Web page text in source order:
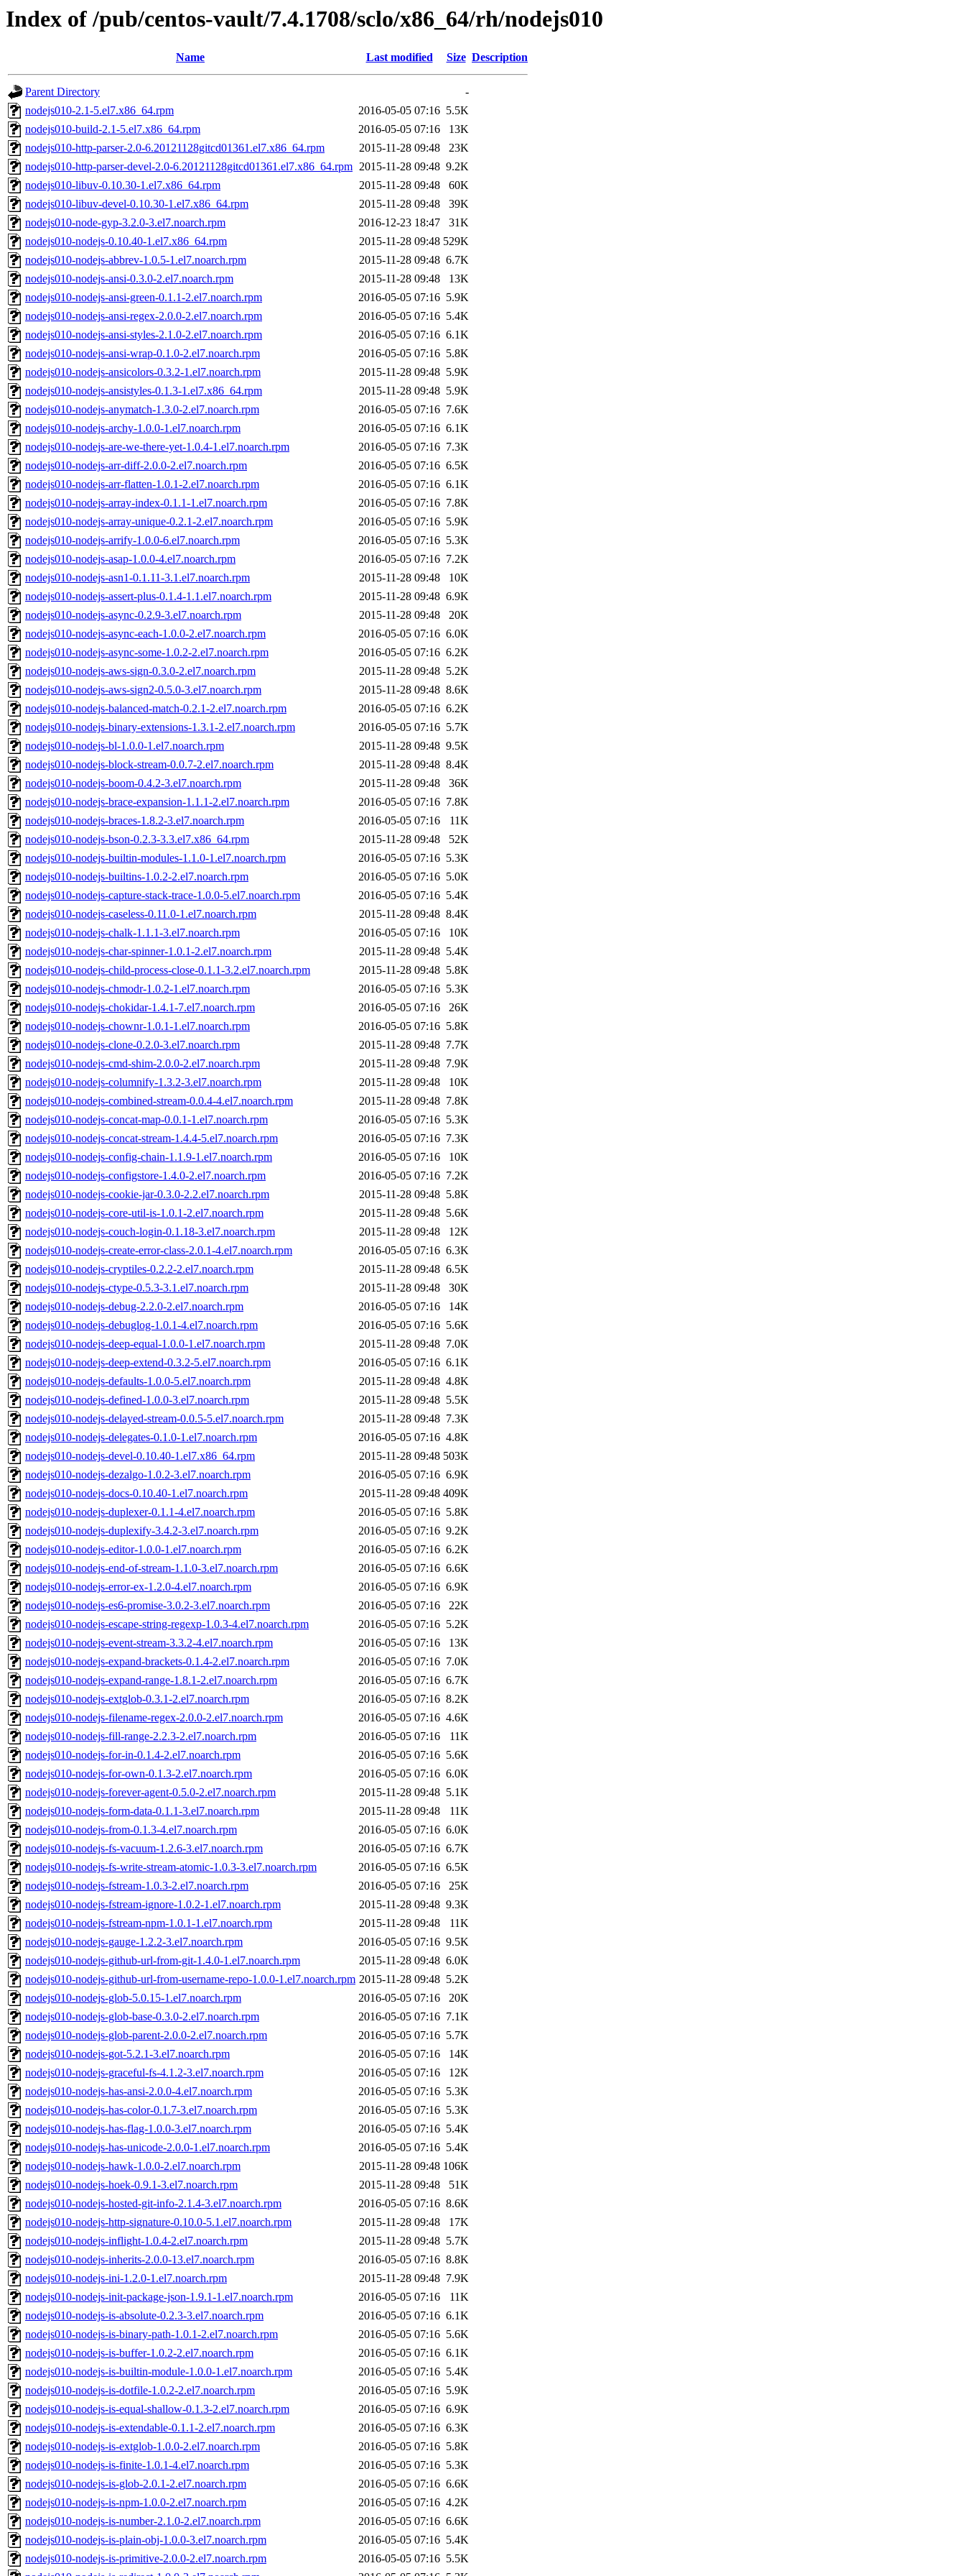
Index of /pub/centos-vault/7.4.1708/sclo/x86_64/rh/nodejs010
Name Last modified Size Description
Parent Directory
-
nodejs010-2.1-5.el7.x86_64.rpm
2016-05-05 07:16 5.5K
nodejs010-build-2.1-5.el7.x86_64.rpm
2016-05-05 07:16
13K
nodejs010-http-parser-2.0-6.20121128gitcd01361.el7.x86_64.rpm
2015-11-28 09:48
23K
nodejs010-http-parser-devel-2.0-6.20121128gitcd01361.el7.x86_64.rpm 2015-11-28 09:48 9.2K
nodejs010-libuv-0.10.30-1.el7.x86_64.rpm
2015-11-28 09:48
60K
nodejs010-libuv-devel-0.10.30-1.el7.x86_64.rpm
2015-11-28 09:48
39K
nodejs010-node-gyp-3.2.0-3.el7.noarch.rpm
2016-12-23 18:47
31K
nodejs010-nodejs-0.10.40-1.el7.x86_64.rpm
2015-11-28 09:48 529K
nodejs010-nodejs-abbrev-1.0.5-1.el7.noarch.rpm
2015-11-28 09:48 6.7K
nodejs010-nodejs-ansi-0.3.0-2.el7.noarch.rpm
2015-11-28 09:48
13K
nodejs010-nodejs-ansi-green-0.1.1-2.el7.noarch.rpm
2016-05-05 07:16 5.9K
nodejs010-nodejs-ansi-regex-2.0.0-2.el7.noarch.rpm
2016-05-05 07:16 5.4K
nodejs010-nodejs-ansi-styles-2.1.0-2.el7.noarch.rpm
2016-05-05 07:16 6.1K
nodejs010-nodejs-ansi-wrap-0.1.0-2.el7.noarch.rpm
2016-05-05 07:16 5.8K
nodejs010-nodejs-ansicolors-0.3.2-1.el7.noarch.rpm
2015-11-28 09:48 5.9K
nodejs010-nodejs-ansistyles-0.1.3-1.el7.x86_64.rpm
2015-11-28 09:48 5.9K
nodejs010-nodejs-anymatch-1.3.0-2.el7.noarch.rpm
2016-05-05 07:16 7.6K
nodejs010-nodejs-archy-1.0.0-1.el7.noarch.rpm
2016-05-05 07:16 6.1K
nodejs010-nodejs-are-we-there-yet-1.0.4-1.el7.noarch.rpm
2016-05-05 07:16 7.3K
nodejs010-nodejs-arr-diff-2.0.0-2.el7.noarch.rpm
2016-05-05 07:16 6.5K
nodejs010-nodejs-arr-flatten-1.0.1-2.el7.noarch.rpm
2016-05-05 07:16 6.1K
nodejs010-nodejs-array-index-0.1.1-1.el7.noarch.rpm
2016-05-05 07:16 7.8K
nodejs010-nodejs-array-unique-0.2.1-2.el7.noarch.rpm
2016-05-05 07:16 5.9K
nodejs010-nodejs-arrify-1.0.0-6.el7.noarch.rpm
2016-05-05 07:16 5.3K
nodejs010-nodejs-asap-1.0.0-4.el7.noarch.rpm
2016-05-05 07:16 7.2K
nodejs010-nodejs-asn1-0.1.11-3.1.el7.noarch.rpm
2015-11-28 09:48
10K
nodejs010-nodejs-assert-plus-0.1.4-1.1.el7.noarch.rpm
2015-11-28 09:48 6.9K
nodejs010-nodejs-async-0.2.9-3.el7.noarch.rpm
2015-11-28 09:48
20K
nodejs010-nodejs-async-each-1.0.0-2.el7.noarch.rpm
2016-05-05 07:16 6.0K
nodejs010-nodejs-async-some-1.0.2-2.el7.noarch.rpm
2016-05-05 07:16 6.2K
nodejs010-nodejs-aws-sign-0.3.0-2.el7.noarch.rpm
2015-11-28 09:48 5.2K
nodejs010-nodejs-aws-sign2-0.5.0-3.el7.noarch.rpm
2015-11-28 09:48 8.6K
nodejs010-nodejs-balanced-match-0.2.1-2.el7.noarch.rpm
2016-05-05 07:16 6.2K
nodejs010-nodejs-binary-extensions-1.3.1-2.el7.noarch.rpm
2016-05-05 07:16 5.7K
nodejs010-nodejs-bl-1.0.0-1.el7.noarch.rpm
2015-11-28 09:48 9.5K
nodejs010-nodejs-block-stream-0.0.7-2.el7.noarch.rpm
2015-11-28 09:48 8.4K
nodejs010-nodejs-boom-0.4.2-3.el7.noarch.rpm
2015-11-28 09:48
36K
nodejs010-nodejs-brace-expansion-1.1.1-2.el7.noarch.rpm
2016-05-05 07:16 7.8K
nodejs010-nodejs-braces-1.8.2-3.el7.noarch.rpm
2016-05-05 07:16
11K
nodejs010-nodejs-bson-0.2.3-3.3.el7.x86_64.rpm
2015-11-28 09:48
52K
nodejs010-nodejs-builtin-modules-1.1.0-1.el7.noarch.rpm
2016-05-05 07:16 5.3K
nodejs010-nodejs-builtins-1.0.2-2.el7.noarch.rpm
2016-05-05 07:16 5.0K
nodejs010-nodejs-capture-stack-trace-1.0.0-5.el7.noarch.rpm
2016-05-05 07:16 5.4K
nodejs010-nodejs-caseless-0.11.0-1.el7.noarch.rpm
2015-11-28 09:48 8.4K
nodejs010-nodejs-chalk-1.1.1-3.el7.noarch.rpm
2016-05-05 07:16
10K
nodejs010-nodejs-char-spinner-1.0.1-2.el7.noarch.rpm
2015-11-28 09:48 5.4K
nodejs010-nodejs-child-process-close-0.1.1-3.2.el7.noarch.rpm
2015-11-28 09:48 5.8K
nodejs010-nodejs-chmodr-1.0.2-1.el7.noarch.rpm
2016-05-05 07:16 5.3K
nodejs010-nodejs-chokidar-1.4.1-7.el7.noarch.rpm
2016-05-05 07:16
26K
nodejs010-nodejs-chownr-1.0.1-1.el7.noarch.rpm
2016-05-05 07:16 5.8K
nodejs010-nodejs-clone-0.2.0-3.el7.noarch.rpm
2015-11-28 09:48 7.7K
nodejs010-nodejs-cmd-shim-2.0.0-2.el7.noarch.rpm
2015-11-28 09:48 7.9K
nodejs010-nodejs-columnify-1.3.2-3.el7.noarch.rpm
2015-11-28 09:48
10K
nodejs010-nodejs-combined-stream-0.0.4-4.el7.noarch.rpm
2015-11-28 09:48 7.8K
nodejs010-nodejs-concat-map-0.0.1-1.el7.noarch.rpm
2016-05-05 07:16 5.3K
nodejs010-nodejs-concat-stream-1.4.4-5.el7.noarch.rpm
2016-05-05 07:16 7.3K
nodejs010-nodejs-config-chain-1.1.9-1.el7.noarch.rpm
2016-05-05 07:16
10K
nodejs010-nodejs-configstore-1.4.0-2.el7.noarch.rpm
2016-05-05 07:16 7.2K
nodejs010-nodejs-cookie-jar-0.3.0-2.2.el7.noarch.rpm
2015-11-28 09:48 5.8K
nodejs010-nodejs-core-util-is-1.0.1-2.el7.noarch.rpm
2015-11-28 09:48 5.6K
nodejs010-nodejs-couch-login-0.1.18-3.el7.noarch.rpm
2015-11-28 09:48
12K
nodejs010-nodejs-create-error-class-2.0.1-4.el7.noarch.rpm
2016-05-05 07:16 6.3K
nodejs010-nodejs-cryptiles-0.2.2-2.el7.noarch.rpm
2015-11-28 09:48 6.5K
nodejs010-nodejs-ctype-0.5.3-3.1.el7.noarch.rpm
2015-11-28 09:48
30K
nodejs010-nodejs-debug-2.2.0-2.el7.noarch.rpm
2016-05-05 07:16
14K
nodejs010-nodejs-debuglog-1.0.1-4.el7.noarch.rpm
2016-05-05 07:16 5.6K
nodejs010-nodejs-deep-equal-1.0.0-1.el7.noarch.rpm
2015-11-28 09:48 7.0K
nodejs010-nodejs-deep-extend-0.3.2-5.el7.noarch.rpm
2016-05-05 07:16 6.1K
nodejs010-nodejs-defaults-1.0.0-5.el7.noarch.rpm
2015-11-28 09:48 4.8K
nodejs010-nodejs-defined-1.0.0-3.el7.noarch.rpm
2015-11-28 09:48 5.5K
nodejs010-nodejs-delayed-stream-0.0.5-5.el7.noarch.rpm
2015-11-28 09:48 7.3K
nodejs010-nodejs-delegates-0.1.0-1.el7.noarch.rpm
2016-05-05 07:16 4.8K
nodejs010-nodejs-devel-0.10.40-1.el7.x86_64.rpm
2015-11-28 09:48 503K
nodejs010-nodejs-dezalgo-1.0.2-3.el7.noarch.rpm
2016-05-05 07:16 6.9K
nodejs010-nodejs-docs-0.10.40-1.el7.noarch.rpm
2015-11-28 09:48 409K
nodejs010-nodejs-duplexer-0.1.1-4.el7.noarch.rpm
2016-05-05 07:16 5.8K
nodejs010-nodejs-duplexify-3.4.2-3.el7.noarch.rpm
2016-05-05 07:16 9.2K
nodejs010-nodejs-editor-1.0.0-1.el7.noarch.rpm
2016-05-05 07:16 6.2K
nodejs010-nodejs-end-of-stream-1.1.0-3.el7.noarch.rpm
2016-05-05 07:16 6.6K
nodejs010-nodejs-error-ex-1.2.0-4.el7.noarch.rpm
2016-05-05 07:16 6.9K
nodejs010-nodejs-es6-promise-3.0.2-3.el7.noarch.rpm
2016-05-05 07:16
22K
nodejs010-nodejs-escape-string-regexp-1.0.3-4.el7.noarch.rpm
2016-05-05 07:16 5.2K
nodejs010-nodejs-event-stream-3.3.2-4.el7.noarch.rpm
2016-05-05 07:16
13K
nodejs010-nodejs-expand-brackets-0.1.4-2.el7.noarch.rpm
2016-05-05 07:16 7.0K
nodejs010-nodejs-expand-range-1.8.1-2.el7.noarch.rpm
2016-05-05 07:16 6.7K
nodejs010-nodejs-extglob-0.3.1-2.el7.noarch.rpm
2016-05-05 07:16 8.2K
nodejs010-nodejs-filename-regex-2.0.0-2.el7.noarch.rpm
2016-05-05 07:16 4.6K
nodejs010-nodejs-fill-range-2.2.3-2.el7.noarch.rpm
2016-05-05 07:16
11K
nodejs010-nodejs-for-in-0.1.4-2.el7.noarch.rpm
2016-05-05 07:16 5.6K
nodejs010-nodejs-for-own-0.1.3-2.el7.noarch.rpm
2016-05-05 07:16 6.0K
nodejs010-nodejs-forever-agent-0.5.0-2.el7.noarch.rpm
2015-11-28 09:48 5.1K
nodejs010-nodejs-form-data-0.1.1-3.el7.noarch.rpm
2015-11-28 09:48
11K
nodejs010-nodejs-from-0.1.3-4.el7.noarch.rpm
2016-05-05 07:16 6.0K
nodejs010-nodejs-fs-vacuum-1.2.6-3.el7.noarch.rpm
2016-05-05 07:16 6.7K
nodejs010-nodejs-fs-write-stream-atomic-1.0.3-3.el7.noarch.rpm
2016-05-05 07:16 6.5K
nodejs010-nodejs-fstream-1.0.3-2.el7.noarch.rpm
2016-05-05 07:16
25K
nodejs010-nodejs-fstream-ignore-1.0.2-1.el7.noarch.rpm
2015-11-28 09:48 9.3K
nodejs010-nodejs-fstream-npm-1.0.1-1.el7.noarch.rpm
2015-11-28 09:48
11K
nodejs010-nodejs-gauge-1.2.2-3.el7.noarch.rpm
2016-05-05 07:16 9.5K
nodejs010-nodejs-github-url-from-git-1.4.0-1.el7.noarch.rpm
2015-11-28 09:48 6.0K
nodejs010-nodejs-github-url-from-username-repo-1.0.0-1.el7.noarch.rpm 2015-11-28 09:48 5.2K
nodejs010-nodejs-glob-5.0.15-1.el7.noarch.rpm
2016-05-05 07:16
20K
nodejs010-nodejs-glob-base-0.3.0-2.el7.noarch.rpm
2016-05-05 07:16 7.1K
nodejs010-nodejs-glob-parent-2.0.0-2.el7.noarch.rpm
2016-05-05 07:16 5.7K
nodejs010-nodejs-got-5.2.1-3.el7.noarch.rpm
2016-05-05 07:16
14K
nodejs010-nodejs-graceful-fs-4.1.2-3.el7.noarch.rpm
2016-05-05 07:16
12K
nodejs010-nodejs-has-ansi-2.0.0-4.el7.noarch.rpm
2016-05-05 07:16 5.3K
nodejs010-nodejs-has-color-0.1.7-3.el7.noarch.rpm
2016-05-05 07:16 5.3K
nodejs010-nodejs-has-flag-1.0.0-3.el7.noarch.rpm
2016-05-05 07:16 5.4K
nodejs010-nodejs-has-unicode-2.0.0-1.el7.noarch.rpm
2016-05-05 07:16 5.4K
nodejs010-nodejs-hawk-1.0.0-2.el7.noarch.rpm
2015-11-28 09:48 106K
nodejs010-nodejs-hoek-0.9.1-3.el7.noarch.rpm
2015-11-28 09:48
51K
nodejs010-nodejs-hosted-git-info-2.1.4-3.el7.noarch.rpm
2016-05-05 07:16 8.6K
nodejs010-nodejs-http-signature-0.10.0-5.1.el7.noarch.rpm
2015-11-28 09:48
17K
nodejs010-nodejs-inflight-1.0.4-2.el7.noarch.rpm
2015-11-28 09:48 5.7K
nodejs010-nodejs-inherits-2.0.0-13.el7.noarch.rpm
2016-05-05 07:16 8.8K
nodejs010-nodejs-ini-1.2.0-1.el7.noarch.rpm
2015-11-28 09:48 7.9K
nodejs010-nodejs-init-package-json-1.9.1-1.el7.noarch.rpm
2016-05-05 07:16
11K
nodejs010-nodejs-is-absolute-0.2.3-3.el7.noarch.rpm
2016-05-05 07:16 6.1K
nodejs010-nodejs-is-binary-path-1.0.1-2.el7.noarch.rpm
2016-05-05 07:16 5.6K
nodejs010-nodejs-is-buffer-1.0.2-2.el7.noarch.rpm
2016-05-05 07:16 6.1K
nodejs010-nodejs-is-builtin-module-1.0.0-1.el7.noarch.rpm
2016-05-05 07:16 5.4K
nodejs010-nodejs-is-dotfile-1.0.2-2.el7.noarch.rpm
2016-05-05 07:16 5.9K
nodejs010-nodejs-is-equal-shallow-0.1.3-2.el7.noarch.rpm
2016-05-05 07:16 6.9K
nodejs010-nodejs-is-extendable-0.1.1-2.el7.noarch.rpm
2016-05-05 07:16 6.3K
nodejs010-nodejs-is-extglob-1.0.0-2.el7.noarch.rpm
2016-05-05 07:16 5.8K
nodejs010-nodejs-is-finite-1.0.1-4.el7.noarch.rpm
2016-05-05 07:16 5.3K
nodejs010-nodejs-is-glob-2.0.1-2.el7.noarch.rpm
2016-05-05 07:16 6.6K
nodejs010-nodejs-is-npm-1.0.0-2.el7.noarch.rpm
2016-05-05 07:16 4.2K
nodejs010-nodejs-is-number-2.1.0-2.el7.noarch.rpm
2016-05-05 07:16 6.6K
nodejs010-nodejs-is-plain-obj-1.0.0-3.el7.noarch.rpm
2016-05-05 07:16 5.4K
nodejs010-nodejs-is-primitive-2.0.0-2.el7.noarch.rpm
2016-05-05 07:16 5.5K